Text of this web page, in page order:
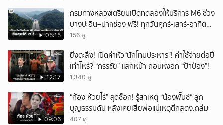
05:15
กรมทางหลวงเตรียมเปิดทดลองให้บริการ M6 ช่วง
บางปะอิน–ปากช่อง ฟรี! ทุกวันศุกร์-เสาร์-อาทิตย์
เริ่มศุกร์ที่ 21 สิงหาคม 2569 นี้
156 ดู
12:17
ยิ่งตะลึง! เปิดค่าหัว“นักโทษประหาร”! ค่าใช้จ่ายต่อปี
เท่าไหร่? “กรรชัย” แสกหน้า ถอนหงอก “ป้าป๋อง”!
1,340 ดู
09:06
“ก้อง ห้วยไร่” สุดช็อก! รู้สาเหตุ “น้องพั๊นซ์“ ลูก
บุญธรรมดับ หลังเคยเสียพ่อแม่เหตุตึกสตง.ถล่ม
407 ดู